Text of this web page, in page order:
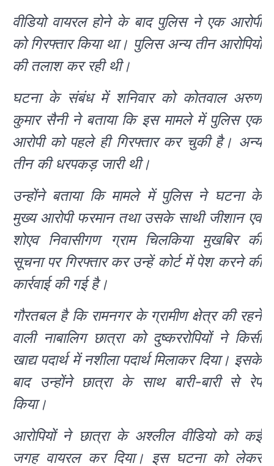
वीडियो वायरल होने के बाद पुलिस ने एक आरोपी
को गिरफ्तार किया था। पुलिस अन्य तीन आरोपियों
की तलाश कर रही थी।
घटना के संबंध में शनिवार को कोतवाल अरुण
कुमार सैनी ने बताया कि इस मामले में पुलिस एक
आरोपी को पहले ही गिरफ्तार कर चुकी है। अन्य
तीन की धरपकड़ जारी थी।
उन्होंने बताया कि मामले में पुलिस ने घटना के
मुख्य आरोपी फरमान तथा उसके साथी जीशान एवं
शोएव निवासीगण ग्राम चिलकिया मुखबिर की
सूचना पर गिरफ्तार कर उन्हें कोर्ट में पेश करने की
कार्रवाई की गई है।
गौरतबल है कि रामनगर के ग्रामीण क्षेत्र की रहने
वाली नाबालिग छात्रा को दुष्कररोपियों ने किसी
खाद्य पदार्थ में नशीला पदार्थ मिलाकर दिया। इसके
बाद उन्होंने छात्रा के साथ बारी-बारी से रेप
किया।
आरोपियों ने छात्रा के अश्लील वीडियो को कई
जगह वायरल कर दिया। इस घटना को लेकर